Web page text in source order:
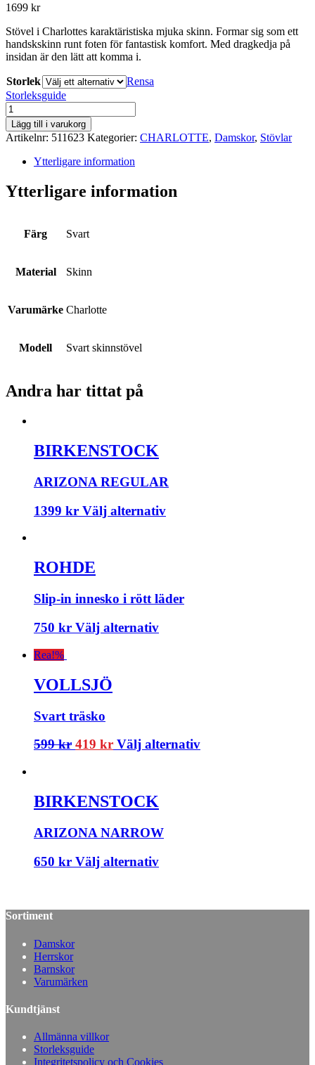
1699 kr
Stövel i Charlottes karaktäristiska mjuka skinn. Formar sig som ett
handskskinn runt foten för fantastisk komfort. Med dragkedja på
insidan är den lätt att komma i.
Storlek
Rensa
Storleksguide
CHARLOTTE
mängd
Lägg till i varukorg
Artikelnr: 511623 Kategorier: CHARLOTTE, Damskor, Stövlar
Ytterligare information
Ytterligare information
Färg Svart
Material Skinn
Varumärke Charlotte
Modell Svart skinnstövel
Andra har tittat på
BIRKENSTOCK
ARIZONA REGULAR
1399 kr Välj alternativ
ROHDE
Slip-in innesko i rött läder
750 kr Välj alternativ
Rea!%
VOLLSJÖ
Svart träsko
599kr 419 kr Välj alternativ
BIRKENSTOCK
ARIZONA NARROW
650 kr Välj alternativ
Sortiment
Damskor
Herrskor
Barnskor
Varumärken
Kundtjänst
Allmänna villkor
Storleksguide
Integritetspolicy och Cookies